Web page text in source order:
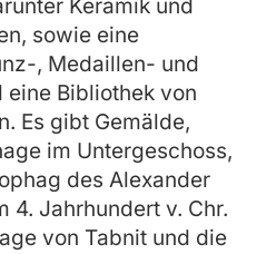
Keramik und
sowie eine
, Medaillen- und
Bibliothek von
Es gibt Gemälde,
im Untergeschoss,
des Alexander
4. Jahrhundert v. Chr.
von Tabnit und die